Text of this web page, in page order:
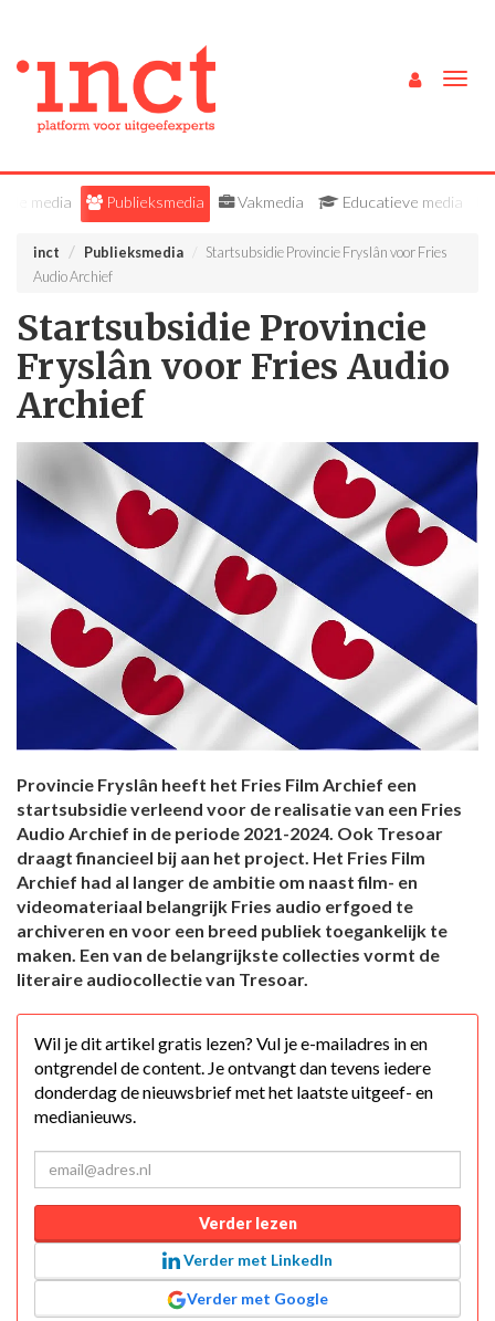
Alle media Publieksmedia Vakmedia Educatieve media
inct Publieksmedia
Startsubsidie Provincie Fryslân voor Fries
Audio Archief
Startsubsidie Provincie
Fryslân voor Fries Audio
Archief
Provincie Fryslân heeft het Fries Film Archief een
startsubsidie verleend voor de realisatie van een Fries
Audio Archief in de periode 2021-2024. Ook Tresoar
draagt financieel bij aan het project. Het Fries Film
Archief had al langer de ambitie om naast film- en
videomateriaal belangrijk Fries audio erfgoed te
archiveren en voor een breed publiek toegankelijk te
maken. Een van de belangrijkste collecties vormt de
literaire audiocollectie van Tresoar.
Wil je dit artikel gratis lezen? Vul je e-mailadres in en
ontgrendel de content. Je ontvangt dan tevens iedere
donderdag de nieuwsbrief met het laatste uitgeef- en
medianieuws.
Verder lezen
Verder met LinkedIn
Verder met Google